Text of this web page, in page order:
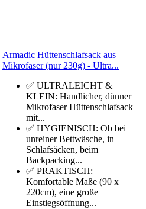
Armadic Hüttenschlafsack aus
Mikrofaser (nur 230g) - Ultra...
✅ ULTRALEICHT &
KLEIN: Handlicher, dünner
Mikrofaser Hüttenschlafsack
mit...
✅ HYGIENISCH: Ob bei
unreiner Bettwäsche, in
Schlafsäcken, beim
Backpacking...
✅ PRAKTISCH:
Komfortable Maße (90 x
220cm), eine große
Einstiegsöffnung...